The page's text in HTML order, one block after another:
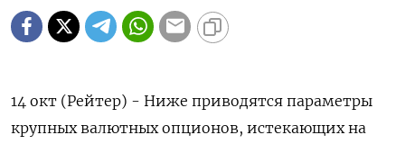
14 окт (Рейтер) - Ниже приводятся параметры
крупных валютных опционов, истекающих на